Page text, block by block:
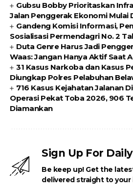
Gubsu Bobby Prioritaskan
Jalan Penggerak Ekonomi Mulai
Gandeng Komisi Informasi,
Sosialisasi Permendagri No. 2
Duta Genre Harus Jadi
Waas: Jangan Hanya Aktif Saat
31 Kasus Narkoba dan Kasus
Diungkap Polres Pelabuhan
716 Kasus Kejahatan Jalanan
Operasi Pekat Toba 2026, 906
Diamankan
Sign Up For
Be keep up! Get the
delivered straight to your